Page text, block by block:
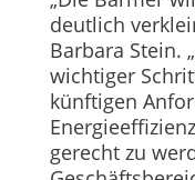
deutlich
Barbara Stein.
wichtiger
künftigen
gerecht zu